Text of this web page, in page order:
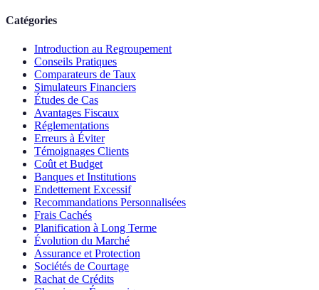
Catégories
Introduction au Regroupement
Conseils Pratiques
Comparateurs de Taux
Simulateurs Financiers
Études de Cas
Avantages Fiscaux
Réglementations
Erreurs à Éviter
Témoignages Clients
Coût et Budget
Banques et Institutions
Endettement Excessif
Recommandations Personnalisées
Frais Cachés
Planification à Long Terme
Évolution du Marché
Assurance et Protection
Sociétés de Courtage
Rachat de Crédits